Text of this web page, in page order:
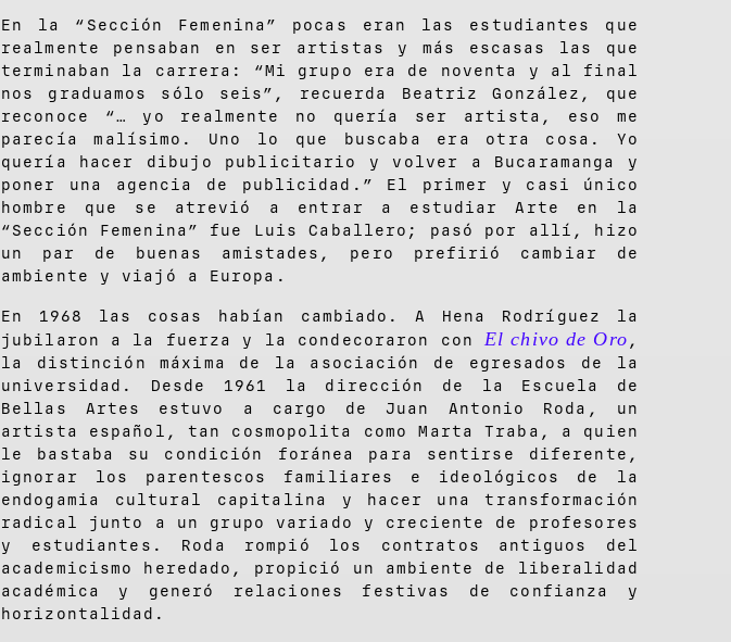
En la “Sección Femenina” pocas eran las estudiantes que
realmente pensaban en ser artistas y más escasas las que
terminaban la carrera: “Mi grupo era de noventa y al final
nos graduamos sólo seis”, recuerda Beatriz González, que
reconoce “… yo realmente no quería ser artista, eso me
parecía malísimo. Uno lo que buscaba era otra cosa. Yo
quería hacer dibujo publicitario y volver a Bucaramanga y
poner una agencia de publicidad.” El primer y casi único
hombre que se atrevió a entrar a estudiar Arte en la
“Sección Femenina” fue Luis Caballero; pasó por allí, hizo
un par de buenas amistades, pero prefirió cambiar de
ambiente y viajó a Europa.
En 1968 las cosas habían cambiado. A Hena Rodríguez la
jubilaron a la fuerza y la condecoraron con El chivo de Oro ,
la distinción máxima de la asociación de egresados de la
universidad. Desde 1961 la dirección de la Escuela de
Bellas Artes estuvo a cargo de Juan Antonio Roda, un
artista español, tan cosmopolita como Marta Traba, a quien
le bastaba su condición foránea para sentirse diferente,
ignorar los parentescos familiares e ideológicos de la
endogamia cultural capitalina y hacer una transformación
radical junto a un grupo variado y creciente de profesores
y estudiantes. Roda rompió los contratos antiguos del
academicismo heredado, propició un ambiente de liberalidad
académica y generó relaciones festivas de confianza y
horizontalidad.